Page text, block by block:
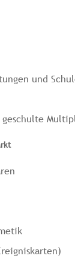
und
geschulte